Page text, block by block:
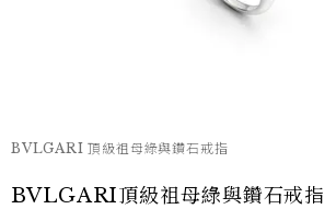
BVLGARI 頂級祖母綠與鑽石戒指
BVLGARI頂級祖母綠與鑽石戒指